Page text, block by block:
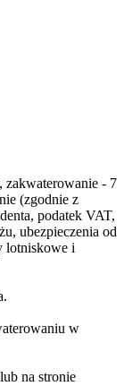
zakwaterowanie - 7
(zgodnie z
podatek VAT,
ubezpieczenia od
lotniskowe i
w
na stronie